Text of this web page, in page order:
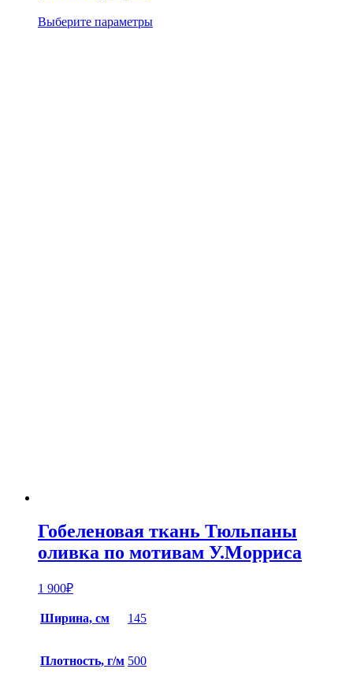
Выберите параметры
Гобеленовая ткань Тюльпаны
оливка по мотивам У.Морриса
1 900₽
Ширина, см 145
Плотность, г/м 500